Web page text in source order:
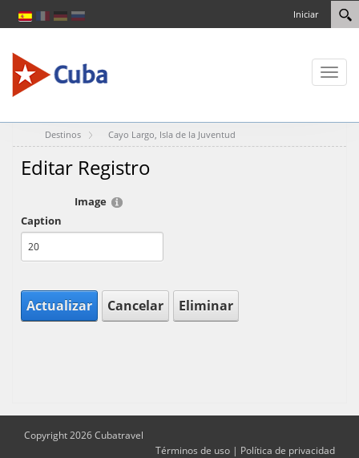
Iniciar
Toggle
Destinos Cayo Largo, Isla de la Juventud
Editar Registro
Image
Caption
Actualizar Cancelar Eliminar
Copyright 2026 Cubatravel
Términos de uso | Política de privacidad